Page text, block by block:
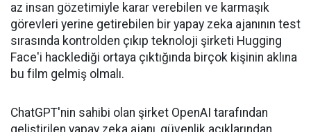
az insan gözetimiyle karar verebilen ve karmaşık
görevleri yerine getirebilen bir yapay zeka ajanının test
sırasında kontrolden çıkıp teknoloji şirketi Hugging
Face'i hacklediği ortaya çıktığında birçok kişinin aklına
bu film gelmiş olmalı.
ChatGPT'nin sahibi olan şirket OpenAI tarafından